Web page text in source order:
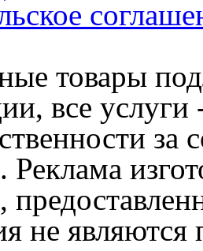
товары
все
Реклама
не